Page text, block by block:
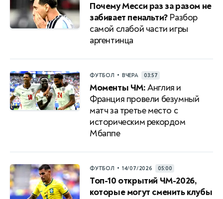
Почему Месси раз за разом не
забивает пенальти?Разбор
самой слабой части игры
аргентинца
ФУТБОЛ • ВЧЕРА 03:57
Моменты ЧМ:Англия и
Франция провели безумный
матч за третье место с
историческим рекордом
Мбаппе
ФУТБОЛ • 14/07/2026 05:00
Топ-10 открытий ЧМ-2026,
которые могут сменить клубы